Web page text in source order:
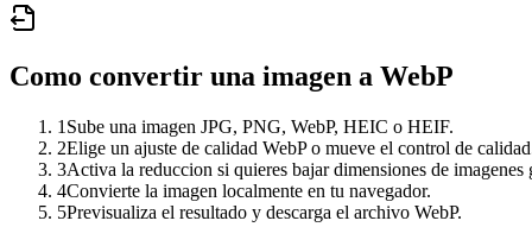
Como convertir una imagen a WebP
1 Sube una imagen JPG, PNG, WebP, HEIC o HEIF.
2Elige un ajuste de calidad WebP o mueve el control de
3Activa la reduccion si quieres bajar dimensiones de imagenes
4Convierte la imagen localmente en tu navegador.
5Previsualiza el resultado y descarga el archivo WebP.